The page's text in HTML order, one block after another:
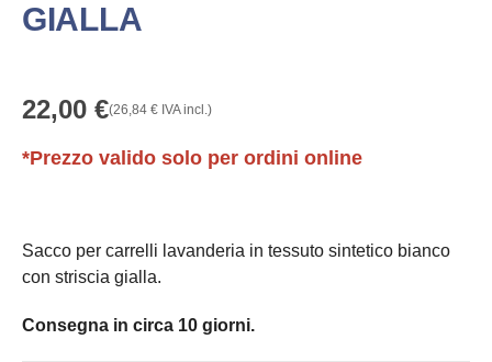
GIALLA
22,00 €(26,84 € IVA incl.)
*Prezzo valido solo per ordini online
Sacco per carrelli lavanderia in tessuto sintetico bianco
con striscia gialla.
Consegna in circa 10 giorni.